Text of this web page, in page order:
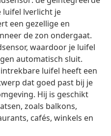
luifel lverlicht je
een gezellige en
de zon ondergaat.
waardoor je luifel
automatisch sluit.
luifel heeft een
dat goed past bij je
Hij is geschikt
zoals balkons,
cafés, winkels en